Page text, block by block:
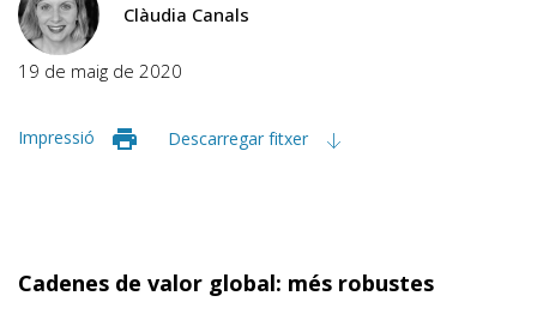
Clàudia Canals
19 de maig de 2020
Impressió Descarregar fitxer
Cadenes de valor global: més robustes